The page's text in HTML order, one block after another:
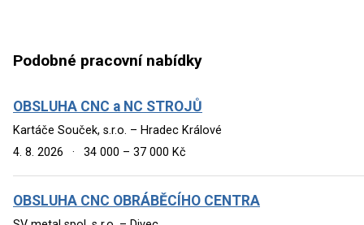
Podobné pracovní nabídky
OBSLUHA CNC a NC STROJŮ
Kartáče Souček, s.r.o. – Hradec Králové
4. 8. 2026
· 34 000 – 37 000 Kč
OBSLUHA CNC OBRÁBĚCÍHO CENTRA